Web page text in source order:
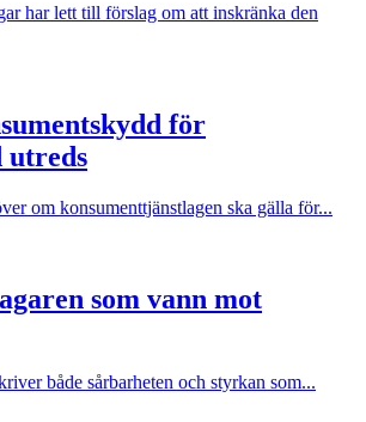
har lett till förslag om att inskränka den
för
om konsumenttjänstlagen ska gälla för...
som vann mot
både sårbarheten och styrkan som...